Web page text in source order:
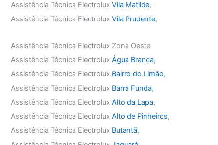
Assistência Técnica ElectroluxVila Matilde,
Assistência Técnica ElectroluxVila Prudente,
Assistência Técnica Electrolux Zona Oeste
Assistência Técnica ElectroluxÁgua Branca,
Assistência Técnica Electrolux Bairro do Limão,
Assistência Técnica Electrolux Barra Funda,
Assistência Técnica ElectroluxAlto da Lapa,
Assistência Técnica ElectroluxAlto de Pinheiros,
Assistência Técnica Electrolux Butantã,